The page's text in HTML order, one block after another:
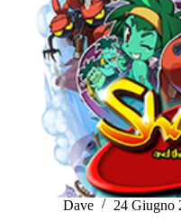
Dave 24 Giugno